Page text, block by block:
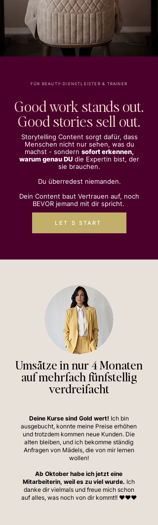
FÜR BEAUTY-DIENSTLEISTER & TRAINER
Good work stands out.
Good stories sell out.
Storytelling Content sorgt dafür, dass
Menschen nicht nur sehen, was du
machst - sondern sofort erkennen,
warum genau DU die Expertin bist, der
sie brauchen.
Du überredest niemanden.
Dein Content baut Vertrauen auf, noch
BEVOR jemand mit dir spricht.
LET´S START
Umsätze in nur 4 Monaten
auf mehrfach fünfstellig
verdreifacht
Deine Kurse sind Gold wert! Ich bin
ausgebucht, konnte meine Preise erhöhen
und trotzdem kommen neue Kunden. Die
alten bleiben, und ich bekomme ständig
Anfragen von Mädels, die von mir lernen
wollen!
Ab Oktober habe ich jetzt eine
Mitarbeiterin, weil es zu viel wurde. Ich
danke dir vielmals und freue mich schon
auf alles, was noch von dir kommt!! ❤️❤️❤️